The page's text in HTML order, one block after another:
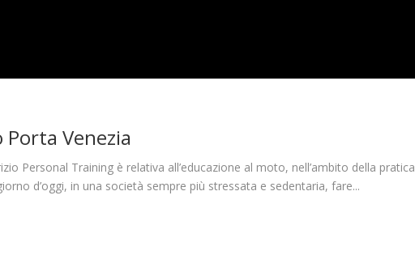
Venezia
Personal Training è relativa all’educazione al moto, nell’ambito della pratica
d’oggi, in una società sempre più stressata e sedentaria, fare...